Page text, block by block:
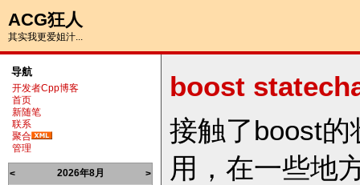
ACG狂人
其实我更爱姐汁...
导航
开发者Cpp博客
首页
新随笔
联系
聚合
管理
< 2026年8月
>
boost
接触了boost
用，在一些地